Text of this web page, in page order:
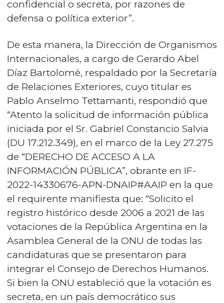
confidencial o secreta, por razones de
defensa o política exterior”.
De esta manera, la Dirección de Organismos
Internacionales, a cargo de Gerardo Abel
Díaz Bartolomé, respaldado por la Secretaría
de Relaciones Exteriores, cuyo titular es
Pablo Anselmo Tettamanti, respondió que
“Atento la solicitud de información pública
iniciada por el Sr. Gabriel Constancio Salvia
(DU 17.212.349), en el marco de la Ley 27.275
de “DERECHO DE ACCESO A LA
INFORMACIÓN PÚBLICA”, obrante en IF-
2022-14330676-APN-DNAIP#AAIP en la que
el requirente manifiesta que: “Solicito el
registro histórico desde 2006 a 2021 de las
votaciones de la República Argentina en la
Asamblea General de la ONU de todas las
candidaturas que se presentaron para
integrar el Consejo de Derechos Humanos.
Si bien la ONU estableció que la votación es
secreta, en un país democrático sus